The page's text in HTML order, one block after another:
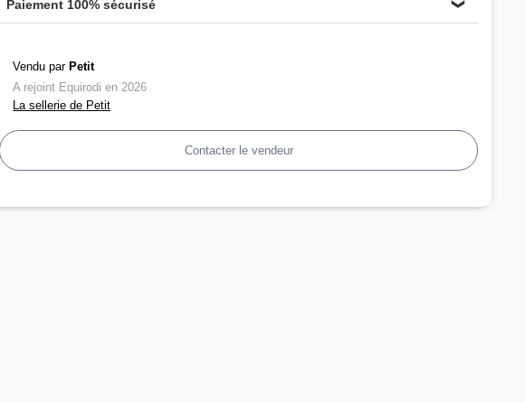
Paiement 100% sécurisé ❯
Vendu par Petit
A rejoint Equirodi en 2026
La sellerie de Petit
Contacter le vendeur